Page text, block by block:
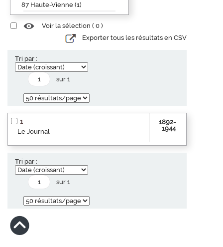
87 Haute-Vienne (1)
Voir la sélection ( 0 )
Exporter tous les résultats en CSV
Tri par :
sur 1
1
Le Journal
1892-
1944
Tri par :
sur 1